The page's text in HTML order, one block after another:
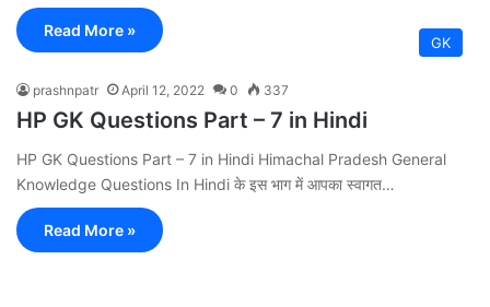
Read More »
GK
prashnpatr April 12, 2022 0 337
HP GK Questions Part – 7 in Hindi
HP GK Questions Part – 7 in Hindi Himachal Pradesh General
Knowledge Questions In Hindi के इस भाग में आपका स्वागत…
Read More »